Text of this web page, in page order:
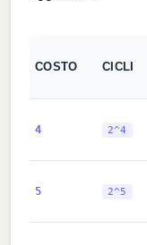
COSTO CICLI
4 2^4
5 2^5